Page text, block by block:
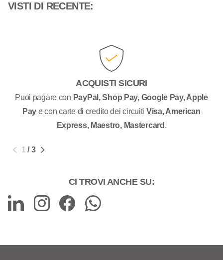
VISTI DI RECENTE:
ACQUISTI SICURI
Puoi pagare con PayPal, Shop Pay, Google Pay, Apple
Pay e con carte di credito dei circuiti Visa, American
Express, Maestro, Mastercard .
1 /3
CI TROVI ANCHE SU: